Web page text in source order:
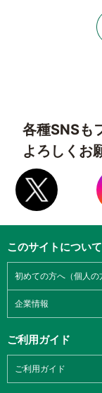
各種SNSも
よろしくお
このサイトについて
初めての方へ（個人の
企業情報
ご利用ガイド
ご利用ガイド